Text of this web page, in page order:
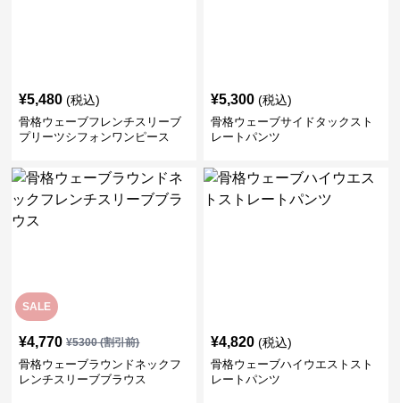
¥5,480 (税込)
骨格ウェーブフレンチスリーブ
プリーツシフォンワンピース
¥5,300 (税込)
骨格ウェーブサイドタックスト
レートパンツ
SALE
¥4,770 ¥5300(割引前)
骨格ウェーブラウンドネックフ
レンチスリーブブラウス
¥4,820 (税込)
骨格ウェーブハイウエストスト
レートパンツ